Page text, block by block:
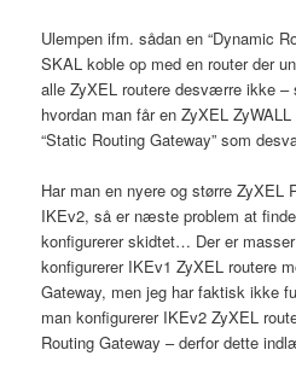
Ulempen ifm. sådan en “Dynamic
SKAL koble op med en router der
alle ZyXEL routere desværre ikke
hvordan man får en ZyXEL
“Static Routing Gateway” som
Har man en nyere og større ZyXEL
IKEv2, så er næste problem at
konfigurerer skidtet… Der er
konfigurerer IKEv1 ZyXEL routere
Gateway, men jeg har faktisk ikke
man konfigurerer IKEv2 ZyXEL
Routing Gateway – derfor dette